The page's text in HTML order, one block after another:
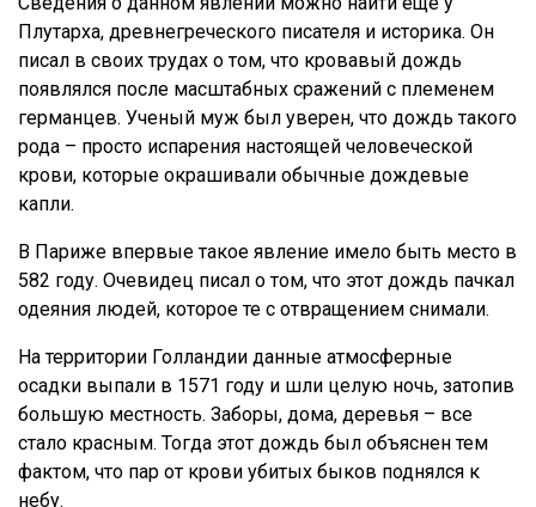
Плутарха, древнегреческого писателя и историка. Он
писал в своих трудах о том, что кровавый дождь
появлялся после масштабных сражений с племенем
германцев. Ученый муж был уверен, что дождь такого
рода – просто испарения настоящей человеческой
крови, которые окрашивали обычные дождевые
капли.
В Париже впервые такое явление имело быть место в
582 году. Очевидец писал о том, что этот дождь пачкал
одеяния людей, которое те с отвращением снимали.
На территории Голландии данные атмосферные
осадки выпали в 1571 году и шли целую ночь, затопив
большую местность. Заборы, дома, деревья – все
стало красным. Тогда этот дождь был объяснен тем
фактом, что пар от крови убитых быков поднялся к
небу.